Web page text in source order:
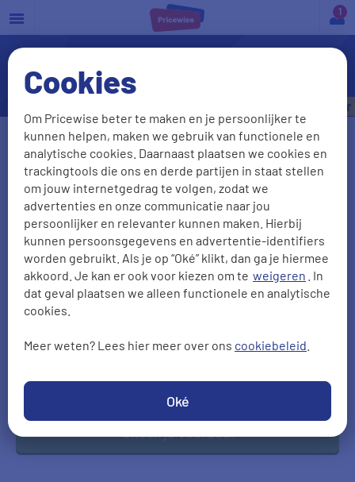
Cookies
Om Pricewise beter te maken en je persoonlijker te
kunnen helpen, maken we gebruik van functionele en
analytische cookies. Daarnaast plaatsen we cookies en
trackingtools die ons en derde partijen in staat stellen
om jouw internetgedrag te volgen, zodat we
advertenties en onze communicatie naar jou
persoonlijker en relevanter kunnen maken. Hierbij
kunnen persoonsgegevens en advertentie-identifiers
worden gebruikt. Als je op “Oké” klikt, dan ga je hiermee
akkoord. Je kan er ook voor kiezen om te weigeren . In
dat geval plaatsen we alleen functionele en analytische
cookies.
Meer weten? Lees hier meer over ons cookiebeleid
Oké
a
Schadeformulier
Vul je kenteken in
Kenteken onbekend
Postcode Huisnr + Toevoeging
Check je voordeel
€535,- per jaar